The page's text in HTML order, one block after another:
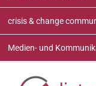
crisis & change
Medien- und